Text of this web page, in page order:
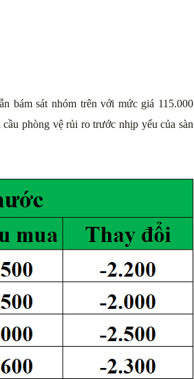
bám sát nhóm trên với mức giá 115.000
phòng vệ rủi ro trước nhịp yếu của sàn